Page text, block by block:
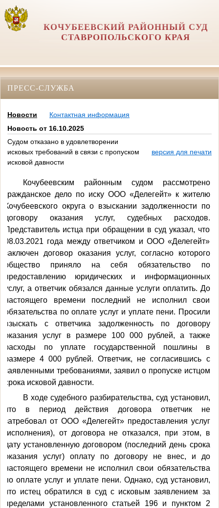
КОЧУБЕЕВСКИЙ РАЙОННЫЙ СУД
СТАВРОПОЛЬСКОГО КРАЯ
ПРЕСС-СЛУЖБА
Новости
Контактная информация
Новость от 16.10.2025
Судом отказано в удовлетворении
исковых требований в связи с пропуском
исковой давности
версия для печати
Кочубеевским районным судом рассмотрено
гражданское дело по иску ООО «Делегейт» к жителю
Кочубеевского округа о взыскании задолженности по
договору оказания услуг, судебных расходов.
Представитель истца при обращении в суд указал, что
08.03.2021 года между ответчиком и ООО «Делегейт»
заключен договор оказания услуг, согласно которого
общество приняло на себя обязательство по
предоставлению юридических и информационных
услуг, а ответчик обязался данные услуги оплатить. До
настоящего времени последний не исполнил свои
обязательства по оплате услуг и уплате пени. Просили
взыскать с ответчика задолженность по договору
оказания услуг в размере 100 000 рублей, а также
расходы по уплате государственной пошлины в
размере 4 000 рублей. Ответчик, не согласившись с
заявленными требованиями, заявил о пропуске истцом
срока исковой давности.
В ходе судебного разбирательства, суд установил,
что в период действия договора ответчик не
затребовал от ООО «Делегейт» предоставления услуг
(исполнения), от договора не отказался, при этом, в
дату установленную договором (последний день срока
оказания услуг) оплату по договору не внес, и до
настоящего времени не исполнил свои обязательства
по оплате услуг и уплате пени. Однако, суд установил,
что истец обратился в суд с исковым заявлением за
пределами установленного статьей 196 и пунктом 2